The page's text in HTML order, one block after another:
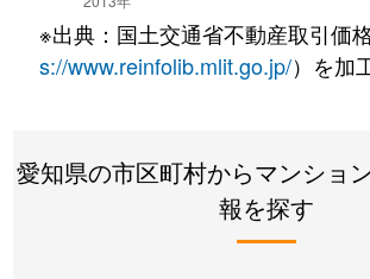
※出典：国土交通省不動産取引価
s://www.reinfolib.mlit.go.jp/）を加
愛知県の市区町村からマンショ
報を探す